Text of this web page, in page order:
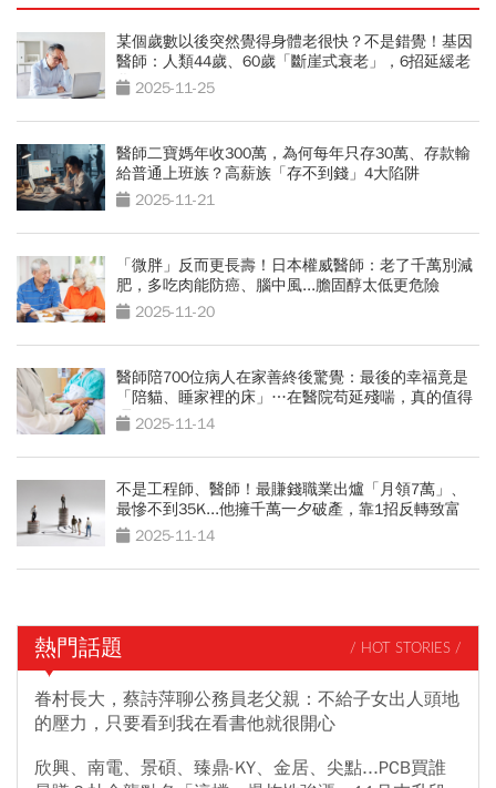
某個歲數以後突然覺得身體老很快？不是錯覺！基因
醫師：人類44歲、60歲「斷崖式衰老」，6招延緩老
化 2025-11-25
醫師二寶媽年收300萬，為何每年只存30萬、存款輸
給普通上班族？高薪族「存不到錢」4大陷阱
2025-11-21
「微胖」反而更長壽！日本權威醫師：老了千萬別減
肥，多吃肉能防癌、腦中風...膽固醇太低更危險
2025-11-20
醫師陪700位病人在家善終後驚覺：最後的幸福竟是
「陪貓、睡家裡的床」…在醫院苟延殘喘，真的值得
嗎？2025-11-14
不是工程師、醫師！最賺錢職業出爐「月領7萬」、
最慘不到35K...他擁千萬一夕破產，靠1招反轉致富
2025-11-14
熱門話題 / HOT STORIES /
眷村長大，蔡詩萍聊公務員老父親：不給子女出人頭地
的壓力，只要看到我在看書他就很開心
欣興、南電、景碩、臻鼎-KY、金居、尖點...PCB買誰